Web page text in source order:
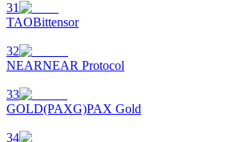
Tot 65% commissies!
31
TAOBittensor
32
NEARNEAR Protocol
33
GOLD(PAXG)PAX Gold
34